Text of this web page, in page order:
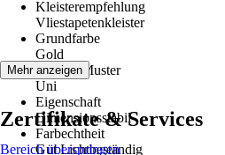
Kleisterempfehlung
Vliestapetenkleister
Grundfarbe
Gold
Dekor / Muster
Uni
Eigenschaft
Dimensionsstabil
Farbechtheit
Gut Lichtbeständig
Mehr anzeigen
Zertifikate & Services
Bereich überspringen